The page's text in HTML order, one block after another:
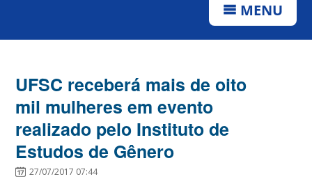
MENU
UFSC receberá mais de oito
mil mulheres em evento
realizado pelo Instituto de
Estudos de Gênero
27/07/2017 07:44